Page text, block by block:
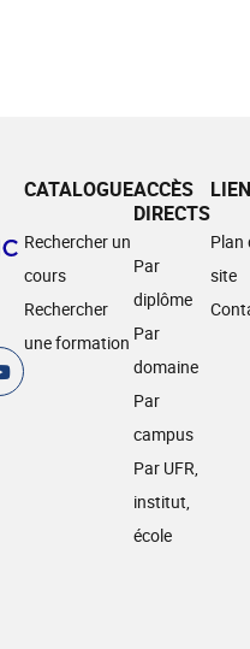
CATALOGUE
Rechercher un
cours
Rechercher
une formation
ACCÈS
DIRECTS
Par
diplôme
Par
domaine
Par
campus
Par UFR,
institut,
école
Plan
site